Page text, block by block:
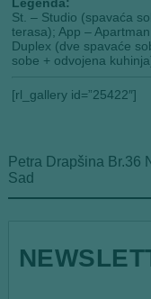
St. – Studio (spavaća
terasa); App –
Duplex (dve spavaće
sobe + odvojena
[rl_gallery id=”25422″]
Petra Drapšina Br.36
Sad
E
m